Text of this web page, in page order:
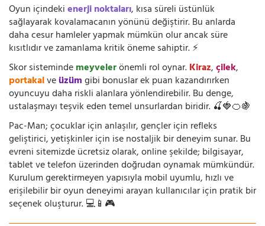
Oyun içindekienerji noktaları, kısa süreli üstünlük
sağlayarak kovalamacanın yönünü değiştirir. Bu anlarda
daha cesur hamleler yapmak mümkün olur ancak süre
kısıtlıdır ve zamanlama kritik öneme sahiptir. ⚡
Skor sistemindemeyvelerönemli rol oynar.Kiraz,çilek,
portakalveüzümgibi bonuslar ek puan kazandırırken
oyuncuyu daha riskli alanlara yönlendirebilir. Bu denge,
ustalaşmayı teşvik eden temel unsurlardan biridir. 🍒🍓🍊🍇
Pac-Man; çocuklar için anlaşılır, gençler için refleks
geliştirici, yetişkinler için ise nostaljik bir deneyim sunar. Bu
evreni sitemizde ücretsiz olarak, online şekilde; bilgisayar,
tablet ve telefon üzerinden doğrudan oynamak mümkündür.
Kurulum gerektirmeyen yapısıyla mobil uyumlu, hızlı ve
erişilebilir bir oyun deneyimi arayan kullanıcılar için pratik bir
seçenek oluşturur. 💻📱🎮